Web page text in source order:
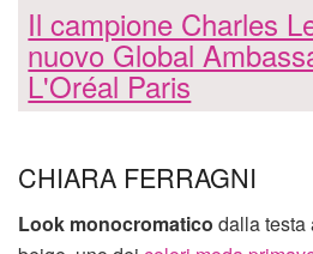
Il campione Charles
nuovo Global
L'Oréal Paris
CHIARA FERRAGNI
Look monocromatico dalla testa